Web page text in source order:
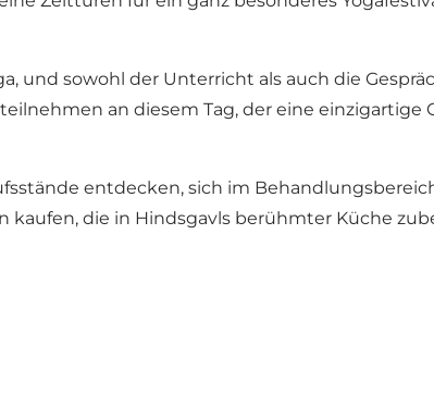
und sowohl der Unterricht als auch die
an diesem Tag, der eine
entdecken, sich im
kaufen, die in Hindsgavls berühmter Küche